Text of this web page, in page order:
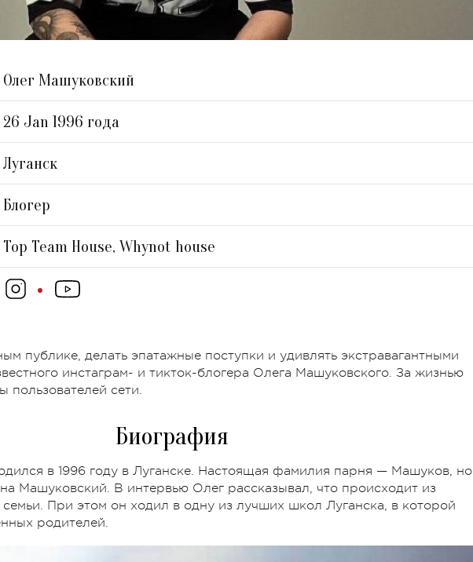
Олег Машуковский
26 Jan 1996 года
Луганск
Блогер
Top Team House, Whynot house
публике, делать эпатажные поступки и удивлять экстравагантными
инстаграм- и тикток-блогера Олега Машуковского. За жизнью
пользователей сети.
Биография
в 1996 году в Луганске. Настоящая фамилия парня — Машуков, но
Машуковский. В интервью Олег рассказывал, что происходит из
семьи. При этом он ходил в одну из лучших школ Луганска, в которой
родителей.